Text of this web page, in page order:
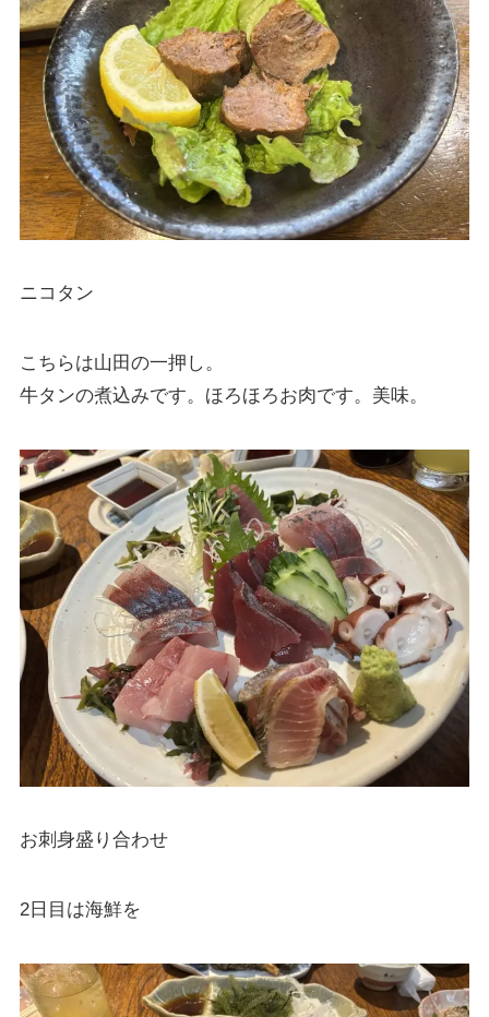
ニコタン
こちらは山田の一押し。
牛タンの煮込みです。ほろほろお肉です。美味。
お刺身盛り合わせ
2日目は海鮮を